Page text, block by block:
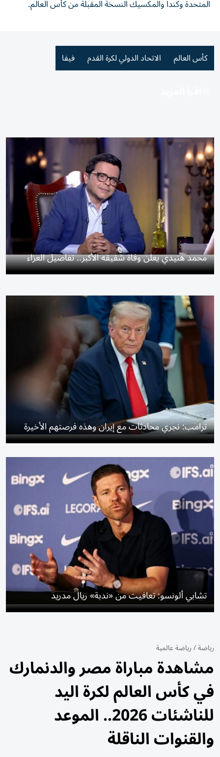
المتحدة وكندا والمكسيك النسخة المقبلة من كأس العالم.
كأس العالم الاتحاد الدولي لكرة القدم فيفا
محمد هنيدي يعلن وفاة شقيقه الأكبر.. تفاصيل العزاء
ترامب: نجري محادثات مع إيران وهذه فرصتهم الأخيرة
تشابي ألونسو: تعافيت من «ندبة» ريال مدريد
رياضة/رياضة عالمية
مشاهدة مباراة مصر والدنمارك
في كأس العالم لكرة اليد
للناشئات 2026.. الموعد
والقنوات الناقلة